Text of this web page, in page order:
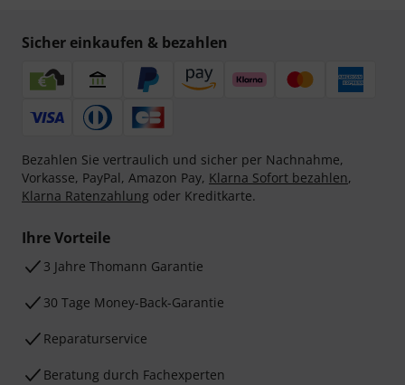
Sicher einkaufen & bezahlen
Bezahlen Sie vertraulich und sicher per Nachnahme,
Vorkasse, PayPal, Amazon Pay, Klarna Sofort bezahlen,
Klarna Ratenzahlung oder Kreditkarte.
Ihre Vorteile
3 Jahre Thomann Garantie
30 Tage Money-Back-Garantie
Reparaturservice
Beratung durch Fachexperten